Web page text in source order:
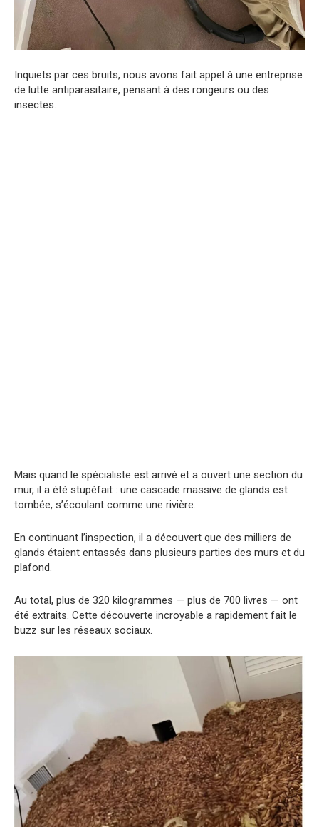
Inquiets par ces bruits, nous avons fait appel à une entreprise
de lutte antiparasitaire, pensant à des rongeurs ou des
insectes.
Mais quand le spécialiste est arrivé et a ouvert une section du
mur, il a été stupéfait : une cascade massive de glands est
tombée, s’écoulant comme une rivière.
En continuant l’inspection, il a découvert que des milliers de
glands étaient entassés dans plusieurs parties des murs et du
plafond.
Au total, plus de 320 kilogrammes — plus de 700 livres — ont
été extraits. Cette découverte incroyable a rapidement fait le
buzz sur les réseaux sociaux.